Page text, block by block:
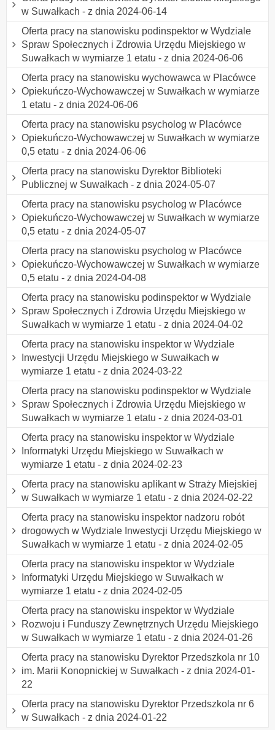
w Suwałkach - z dnia 2024-06-14
Oferta pracy na stanowisku podinspektor w Wydziale
Spraw Społecznych i Zdrowia Urzędu Miejskiego w
Suwałkach w wymiarze 1 etatu - z dnia 2024-06-06
Oferta pracy na stanowisku wychowawca w Placówce
Opiekuńczo-Wychowawczej w Suwałkach w wymiarze
1 etatu - z dnia 2024-06-06
Oferta pracy na stanowisku psycholog w Placówce
Opiekuńczo-Wychowawczej w Suwałkach w wymiarze
0,5 etatu - z dnia 2024-06-06
Oferta pracy na stanowisku Dyrektor Biblioteki
Publicznej w Suwałkach - z dnia 2024-05-07
Oferta pracy na stanowisku psycholog w Placówce
Opiekuńczo-Wychowawczej w Suwałkach w wymiarze
0,5 etatu - z dnia 2024-05-07
Oferta pracy na stanowisku psycholog w Placówce
Opiekuńczo-Wychowawczej w Suwałkach w wymiarze
0,5 etatu - z dnia 2024-04-08
Oferta pracy na stanowisku podinspektor w Wydziale
Spraw Społecznych i Zdrowia Urzędu Miejskiego w
Suwałkach w wymiarze 1 etatu - z dnia 2024-04-02
Oferta pracy na stanowisku inspektor w Wydziale
Inwestycji Urzędu Miejskiego w Suwałkach w
wymiarze 1 etatu - z dnia 2024-03-22
Oferta pracy na stanowisku podinspektor w Wydziale
Spraw Społecznych i Zdrowia Urzędu Miejskiego w
Suwałkach w wymiarze 1 etatu - z dnia 2024-03-01
Oferta pracy na stanowisku inspektor w Wydziale
Informatyki Urzędu Miejskiego w Suwałkach w
wymiarze 1 etatu - z dnia 2024-02-23
Oferta pracy na stanowisku aplikant w Straży Miejskiej
w Suwałkach w wymiarze 1 etatu - z dnia 2024-02-22
Oferta pracy na stanowisku inspektor nadzoru robót
drogowych w Wydziale Inwestycji Urzędu Miejskiego w
Suwałkach w wymiarze 1 etatu - z dnia 2024-02-05
Oferta pracy na stanowisku inspektor w Wydziale
Informatyki Urzędu Miejskiego w Suwałkach w
wymiarze 1 etatu - z dnia 2024-02-05
Oferta pracy na stanowisku inspektor w Wydziale
Rozwoju i Funduszy Zewnętrznych Urzędu Miejskiego
w Suwałkach w wymiarze 1 etatu - z dnia 2024-01-26
Oferta pracy na stanowisku Dyrektor Przedszkola nr 10
im. Marii Konopnickiej w Suwałkach - z dnia 2024-01-
22
Oferta pracy na stanowisku Dyrektor Przedszkola nr 6
w Suwałkach - z dnia 2024-01-22